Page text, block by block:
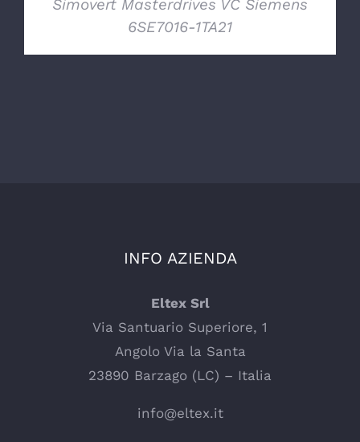
Simovert Masterdrives VC Siemens
6SE7016-1TA21
INFO AZIENDA
Eltex Srl
Via Santuario Superiore, 1
Angolo Via la Santa
23890 Barzago (LC) – Italia
info@eltex.it